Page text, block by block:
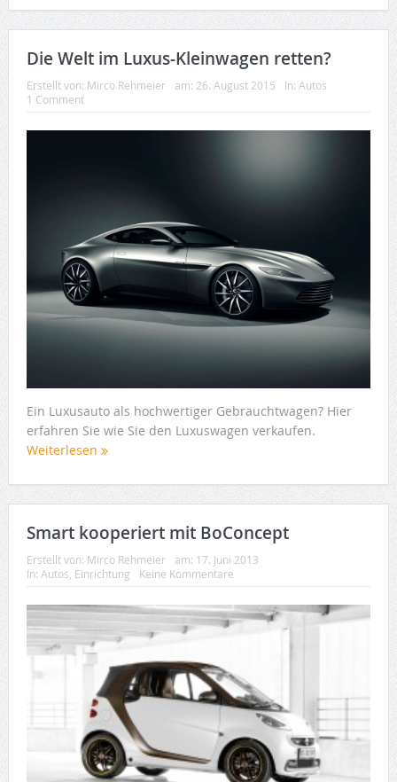
Die Welt im Luxus-Kleinwagen retten?
Erstellt von: Mirco Rehmeier am: 26. August 2015 In: Autos
1 Comment
Ein Luxusauto als hochwertiger Gebrauchtwagen? Hier
erfahren Sie wie Sie den Luxuswagen verkaufen.
Weiterlesen
Smart kooperiert mit BoConcept
Erstellt von: Mirco Rehmeier am: 17. Juni 2013
In: Autos Einrichtung Keine Kommentare